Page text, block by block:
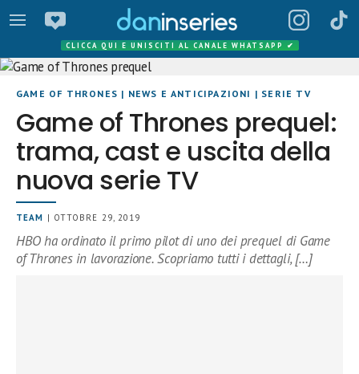
CLICCA QUI E UNISCITI AL CANALE WHATSAPP ✔
GAME OF THRONES | NEWS E ANTICIPAZIONI | SERIE TV
Game of Thrones prequel:
trama, cast e uscita della
nuova serie TV
TEAM | OTTOBRE 29, 2019
HBO ha ordinato il primo pilot di uno dei prequel di Game
of Thrones in lavorazione. Scopriamo tutti i dettagli, […]